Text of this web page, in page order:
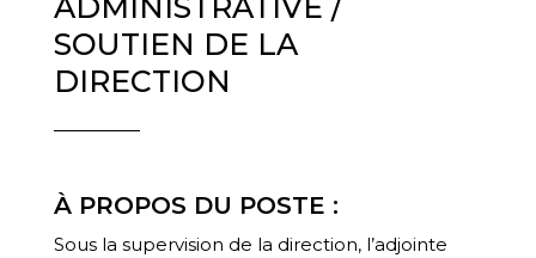
SOUTIEN DE LA
DIRECTION
À PROPOS DU POSTE :
Sous la supervision de la direction, l’adjointe